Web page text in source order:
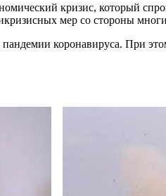
кризис, который
мер со стороны
коронавируса. При